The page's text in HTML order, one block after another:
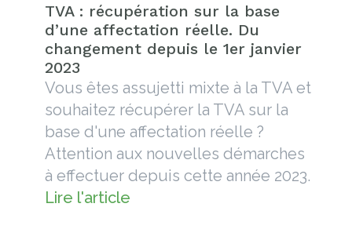
TVA : récupération sur la base
d’une affectation réelle. Du
changement depuis le 1er janvier
2023
Vous êtes assujetti mixte à la TVA et
souhaitez récupérer la TVA sur la
base d'une affectation réelle ?
Attention aux nouvelles démarches
à effectuer depuis cette année 2023.
Lire l'article